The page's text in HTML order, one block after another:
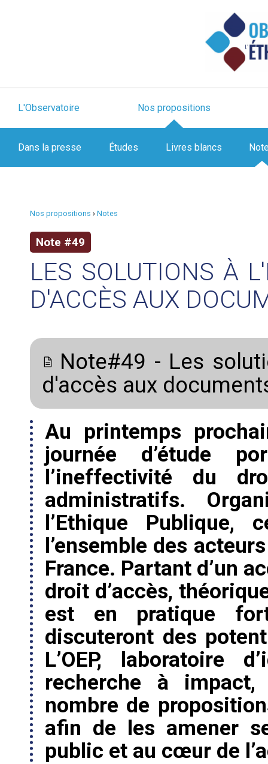
L'Observatoire Nos propositions
Dans la presse Études Livres blancs
Nos propositions › Notes
Note #49
LES SOLUTIONS À
D'ACCÈS AUX
Note#49 - Les
d'accès aux
Au printemps
journée d’étude
l’ineffectivité du
administratifs.
l’Ethique
l’ensemble des
France. Partant d’un
droit d’accès,
est en pratique
discuteront des
L’OEP, laboratoire
recherche à
nombre de
afin de les amener
public et au cœur de